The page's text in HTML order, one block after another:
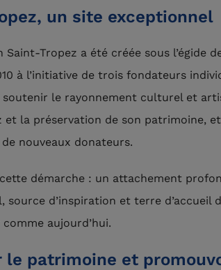
un site exceptionnel
Saint-Tropez a été créée sous l’égide
à l’initiative de trois fondateurs
soutenir le rayonnement culturel et
et la préservation de son patrimoine,
nouveaux donateurs.
démarche : un attachement
source d’inspiration et terre d’accueil
aujourd’hui.
le patrimoine et